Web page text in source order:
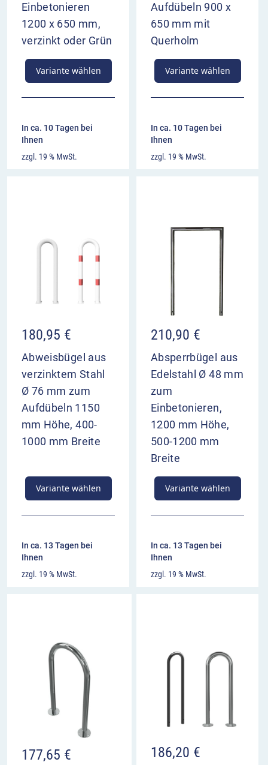
Einbetonieren
1200 x 650 mm,
verzinkt oder Grün
Variante wählen
In ca. 10 Tagen bei
Ihnen
zzgl. 19 % MwSt.
Aufdübeln 900 x
650 mm mit
Querholm
Variante wählen
In ca. 10 Tagen bei
Ihnen
zzgl. 19 % MwSt.
180,95 €
Abweisbügel aus
verzinktem Stahl
Ø 76 mm zum
Aufdübeln 1150
mm Höhe, 400-
1000 mm Breite
Variante wählen
In ca. 13 Tagen bei
Ihnen
zzgl. 19 % MwSt.
210,90 €
Absperrbügel aus
Edelstahl Ø 48 mm
zum
Einbetonieren,
1200 mm Höhe,
500-1200 mm
Breite
Variante wählen
In ca. 13 Tagen bei
Ihnen
zzgl. 19 % MwSt.
177,65 € 186,20 €